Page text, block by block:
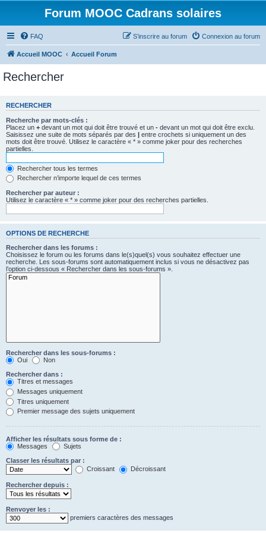
Forum MOOC Cadrans solaires
FAQ Connexion au forum
S’inscrire au forum
Accueil MOOC Accueil Forum
Rechercher
RECHERCHER
Recherche par mots-clés :
Placez un + devant un mot qui doit être trouvé et un - devant un mot qui doit être exclu.
Saisissez une suite de mots séparés par des | entre crochets si uniquement un des
mots doit être trouvé. Utilisez le caractère « * » comme joker pour des recherches
partielles.
Rechercher tous les termes
Rechercher n’importe lequel de ces termes
Rechercher par auteur :
Utilisez le caractère « * » comme joker pour des recherches partielles.
OPTIONS DE RECHERCHE
Rechercher dans les forums :
Choisissez le forum ou les forums dans le(s)quel(s) vous souhaitez effectuer une
recherche. Les sous-forums sont automatiquement inclus si vous ne désactivez pas
l’option ci-dessous « Rechercher dans les sous-forums ».
Rechercher dans les sous-forums :
Oui
Non
Rechercher dans :
Titres et messages
Messages uniquement
Titres uniquement
Premier message des sujets uniquement
Afficher les résultats sous forme de :
Messages
Sujets
Classer les résultats par :
Croissant
Décroissant
Rechercher depuis :
Renvoyer les :
premiers caractères des messages